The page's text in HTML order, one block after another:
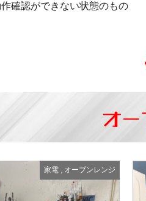
確認ができない状態のもの
オ
家電, オーブンレンジ